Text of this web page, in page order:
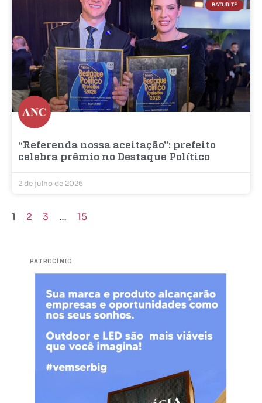
BATURITÉ
“Referenda nossa aceitação”: prefeito
celebra prêmio no Destaque Político
2 de julho de 2026
1 2 3 … 15
PATROCÍNIO